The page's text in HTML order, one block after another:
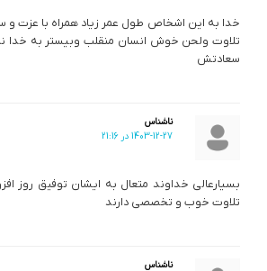
خدا به این اشخاص طول عمر زیاد همراه با عزت و
تلاوت ولحن خوش انسان منقلب وبیستر به
سعادتش
ناشناس
1403-12-27 در 21:16
بسیارعالی خداوند متعال به ایشان توفیق روز
تلاوت خوب و تخصصی دارند
ناشناس